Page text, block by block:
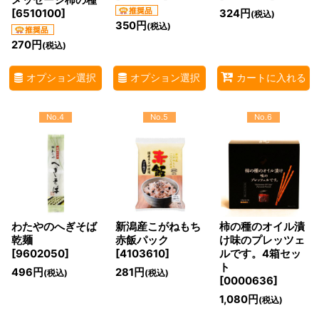
[6510100]
270円 (税込)
オプション選択
350円 (税込)
オプション選択
324円 (税込)
カートに入れる
No.4
わたやのへぎそば
乾麺
[9602050]
496 円 (税込)
No.5
新潟産こがねもち
赤飯パック
[4103610]
281 円 (税込)
No.6
柿の種のオイル漬
け味のプレッツェ
ルです。4箱セッ
ト
[0000636]
1,080円 (税込)